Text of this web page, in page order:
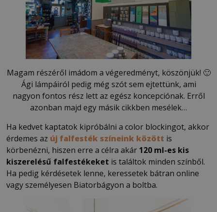
Magam részéről imádom a végeredményt, köszönjük! 🙂
Ági lámpáiról pedig még szót sem ejtettünk, ami
nagyon fontos rész lett az egész koncepciónak. Erről
azonban majd egy másik cikkben mesélek…
Ha kedvet kaptatok kipróbálni a color blockingot, akkor
érdemes az új falfesték színeink között is
körbenézni, hiszen erre a célra akár 120 ml-es kis
kiszerelésű falfestékeket is találtok minden színből.
Ha pedig kérdésetek lenne, keressetek bátran online
vagy személyesen Biatorbágyon a boltba.